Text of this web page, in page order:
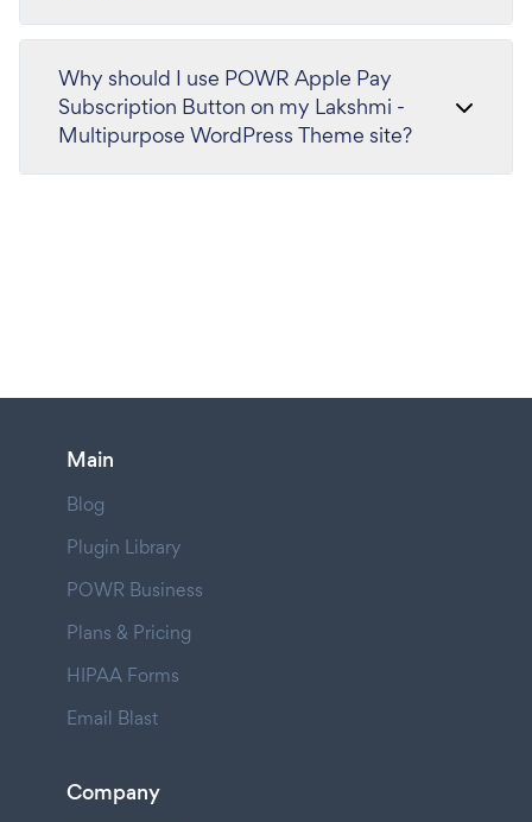
Why should I use POWR Apple Pay
Subscription Button on my Lakshmi -
Multipurpose WordPress Theme site?
Main
Blog
Plugin Library
POWR Business
Plans & Pricing
HIPAA Forms
Email Blast
Company